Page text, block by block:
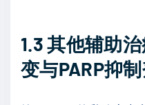
1.3其他辅助治
变与PARP抑